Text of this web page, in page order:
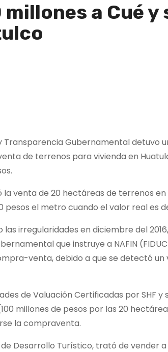
a Cué
Transparencia Gubernamental detuvo
de terrenos para vivienda en
venta de 20 hectáreas de terrenos en
el metro cuando el valor real es
irregularidades en diciembre del
que instruye a NAFIN
venta, debido a que se detectó
de Valuación Certificadas por SHF
millones de pesos por las 20
la compraventa.
Desarrollo Turístico, trató de vender